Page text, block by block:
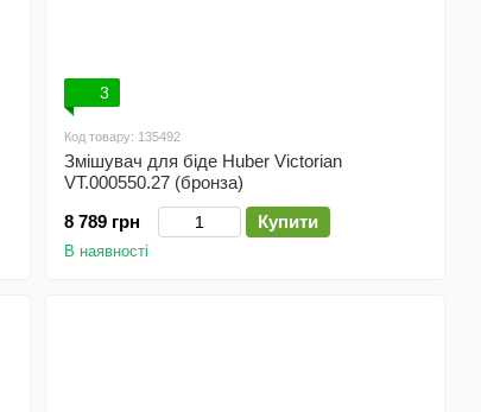
3
Код товару: 135492
Змішувач для біде Huber Victorian
VT.000550.27 (бронза)
8 789 грн
Купити
В наявності